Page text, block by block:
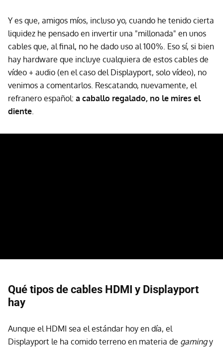
Y es que, amigos míos, incluso yo, cuando he tenido cierta
liquidez he pensado en invertir una "millonada" en unos
cables que, al final, no he dado uso al 100%. Eso sí, si bien
hay hardware que incluye cualquiera de estos cables de
vídeo + audio (en el caso del Displayport, solo vídeo), no
venimos a comentarlos. Rescatando, nuevamente, el
refranero español: a caballo regalado, no le mires el
diente
Qué tipos de cables HDMI y Displayport
hay
Aunque el HDMI sea el estándar hoy en día, el
Displayport le ha comido terreno en materia de gamingy